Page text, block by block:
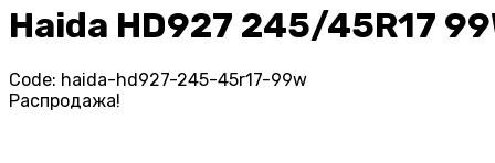
Haida HD927 245/45R17
Code: haida-hd927-245-45r17-99w
Распродажа!